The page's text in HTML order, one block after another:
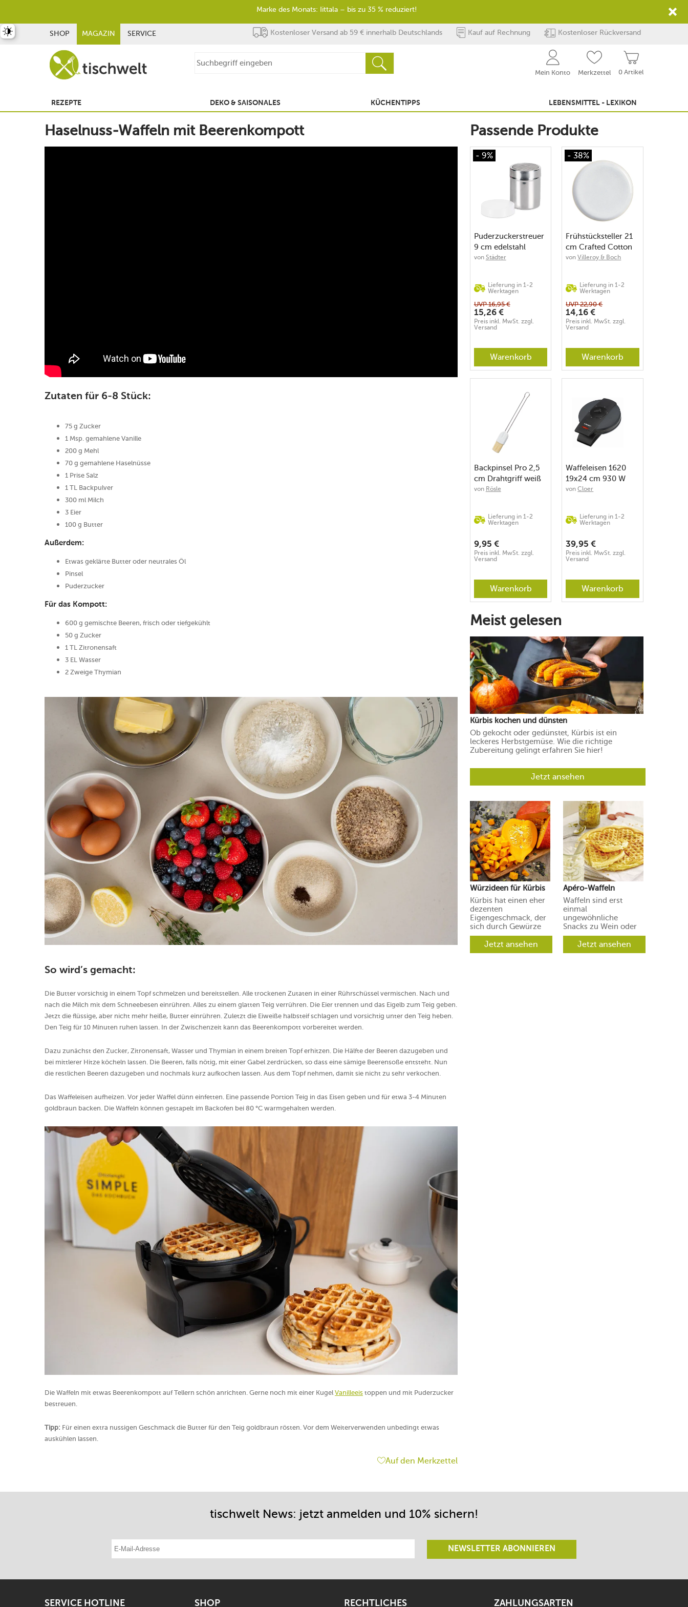
SHOP MAGAZIN SERVICE Kostenloser Versand ab 59 € innerhalb Deutschlands Kauf auf Rechnung Kostenloser Rückversand
0 Artikel
Mein Konto Merkzettel
REZEPTE DEKO & SAISONALES KÜCHENTIPPS LEBENSMITTEL - LEXIKON
Haselnuss-Waffeln mit Beerenkompott
Zutaten für 6-8 Stück:
75 g Zucker
1 Msp. gemahlene Vanille
200 g Mehl
70 g gemahlene Haselnüsse
1 Prise Salz
1 TL Backpulver
300 ml Milch
3 Eier
100 g Butter
Außerdem:
Etwas geklärte Butter oder neutrales Öl
Pinsel
Puderzucker
Für das Kompott:
600 g gemischte Beeren, frisch oder tiefgekühlt
50 g Zucker
1 TL Zitronensaft
3 EL Wasser
2 Zweige Thymian
So wird’s gemacht:
Die Butter vorsichtig in einem Topf schmelzen und bereitstellen. Alle trockenen Zutaten in einer Rührschüssel vermischen. Nach und
nach die Milch mit dem Schneebesen einrühren. Alles zu einem glatten Teig verrühren. Die Eier trennen und das Eigelb zum Teig geben.
Jetzt die flüssige, aber nicht mehr heiße, Butter einrühren. Zuletzt die Eiweiße halbsteif schlagen und vorsichtig unter den Teig heben.
Den Teig für 10 Minuten ruhen lassen. In der Zwischenzeit kann das Beerenkompott vorbereitet werden.
Dazu zunächst den Zucker, Zitronensaft, Wasser und Thymian in einem breiten Topf erhitzen. Die Hälfte der Beeren dazugeben und
bei mittlerer Hitze köcheln lassen. Die Beeren, falls nötig, mit einer Gabel zerdrücken, so dass eine sämige Beerensoße entsteht. Nun
die restlichen Beeren dazugeben und nochmals kurz aufkochen lassen. Aus dem Topf nehmen, damit sie nicht zu sehr verkochen.
Das Waffeleisen aufheizen. Vor jeder Waffel dünn einfetten. Eine passende Portion Teig in das Eisen geben und für etwa 3-4 Minuten
goldbraun backen. Die Waffeln können gestapelt im Backofen bei 80 °C warmgehalten werden.
Die Waffeln mit etwas Beerenkompott auf Tellern schön anrichten. Gerne noch mit einer Kugel Vanilleeis toppen und mit Puderzucker
bestreuen.
Tipp: Für einen extra nussigen Geschmack die Butter für den Teig goldbraun rösten. Vor dem Weiterverwenden unbedingt etwas
auskühlen lassen.
Auf den Merkzettel
Passende Produkte
- 9%
Puderzuckerstreuer
9 cm edelstahl
von Städter
Lieferung in 1-2
Werktagen
UVP16,95 €
15,26 €
Preis inkl. MwSt. zzgl.
Versand
Warenkorb
- 38%
Frühstücksteller 21
cm Crafted Cotton
vonVilleroy & Boch
Lieferung in 1-2
Werktagen
UVP22,90 €
14,16 €
Preis inkl. MwSt. zzgl.
Versand
Warenkorb
Backpinsel Pro 2,5
cm Drahtgriff weiß
von Rösle
Lieferung in 1-2
Werktagen
9,95 €
Preis inkl. MwSt. zzgl.
Versand
Warenkorb
Waffeleisen 1620
19x24 cm 930 W
schwarz
vonCloer
Lieferung in 1-2
Werktagen
39,95 €
Preis inkl. MwSt. zzgl.
Versand
Warenkorb
Meist gelesen
Kürbis kochen und dünsten
Ob gekocht oder gedünstet, Kürbis ist ein
leckeres Herbstgemüse. Wie die richtige
Zubereitung gelingt erfahren Sie hier!
Jetzt ansehen
Würzideen für Kürbis
Kürbis hat einen eher
dezenten
Eigengeschmack, der
sich durch Gewürze
und Aromen leicht in
verschiedene
Richtungen lenken
Jetzt ansehen
Apéro-Waffeln
Waffeln sind erst
einmal
ungewöhnliche
Snacks zu Wein oder
Prosecco. Ihre Gäste
werden aber
begeistert sein.
Jetzt ansehen
tischwelt News: jetzt anmelden und 10% sichern!
NEWSLETTER ABONNIEREN
SERVICE HOTLINE SHOP RECHTLICHES ZAHLUNGSARTEN
umschalten
Marke des Monats: Iittala – bis zu 35 % reduziert!